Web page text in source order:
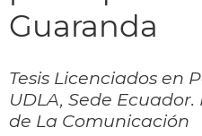
Guaranda
Tesis Licenciados en
UDLA, Sede
de La Comunicación